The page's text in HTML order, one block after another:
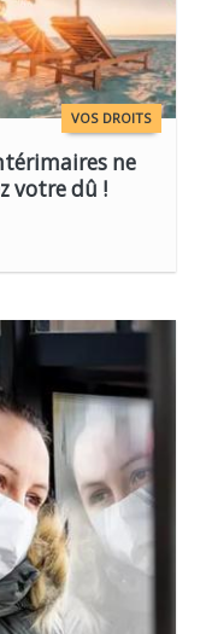
VOS DROITS
ne
votre dû !